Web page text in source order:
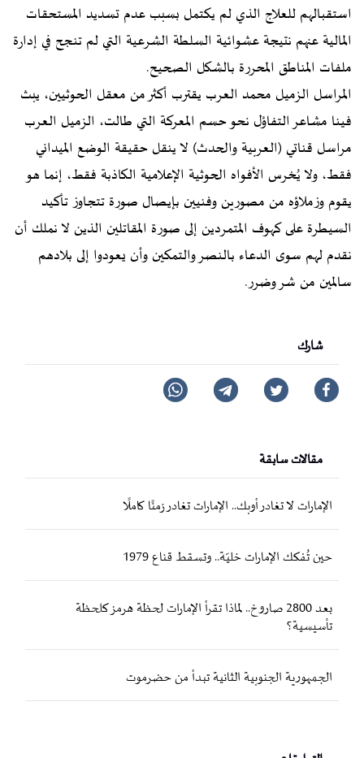
استقبالهم للعلاج الذي لم يكتمل بسبب عدم تسديد المستحقات
المالية عنهم نتيجة عشوائية السلطة الشرعية التي لم تنجح في إدارة
ملفات المناطق المحررة بالشكل الصحيح.
المراسل الزميل محمد العرب يقترب أكثر من معقل الحوثيين، يبث
فينا مشاعر التفاؤل نحو حسم المعركة التي طالت، الزميل العرب
مراسل قناتي (العربية والحدث) لا ينقل حقيقة الوضع الميداني
فقط، ولا يُخرس الأفواه الحوثية الإعلامية الكاذبة فقط، إنما هو
يقوم وزملاؤه من مصورين وفنيين بإيصال صورة تتجاوز تأكيد
السيطرة على كهوف المتمردين إلى صورة المقاتلين الذين لا نملك أن
نقدم لهم سوى الدعاء بالنصر والتمكين وأن يعودوا إلى بلادهم
سالمين من شر وضرر.
شارك
مقالات سابقة
الإمارات لا تغادر أوبك.. الإمارات تغادر زمنًا كاملًا
حين تُفكك الإمارات خليّة.. وتسقط قناع 1979
بعد 2800 صاروخ.. لماذا تقرأ الإمارات لحظة هرمز كلحظة
تأسيسية؟
الجمهورية الجنوبية الثانية تبدأ من حضرموت